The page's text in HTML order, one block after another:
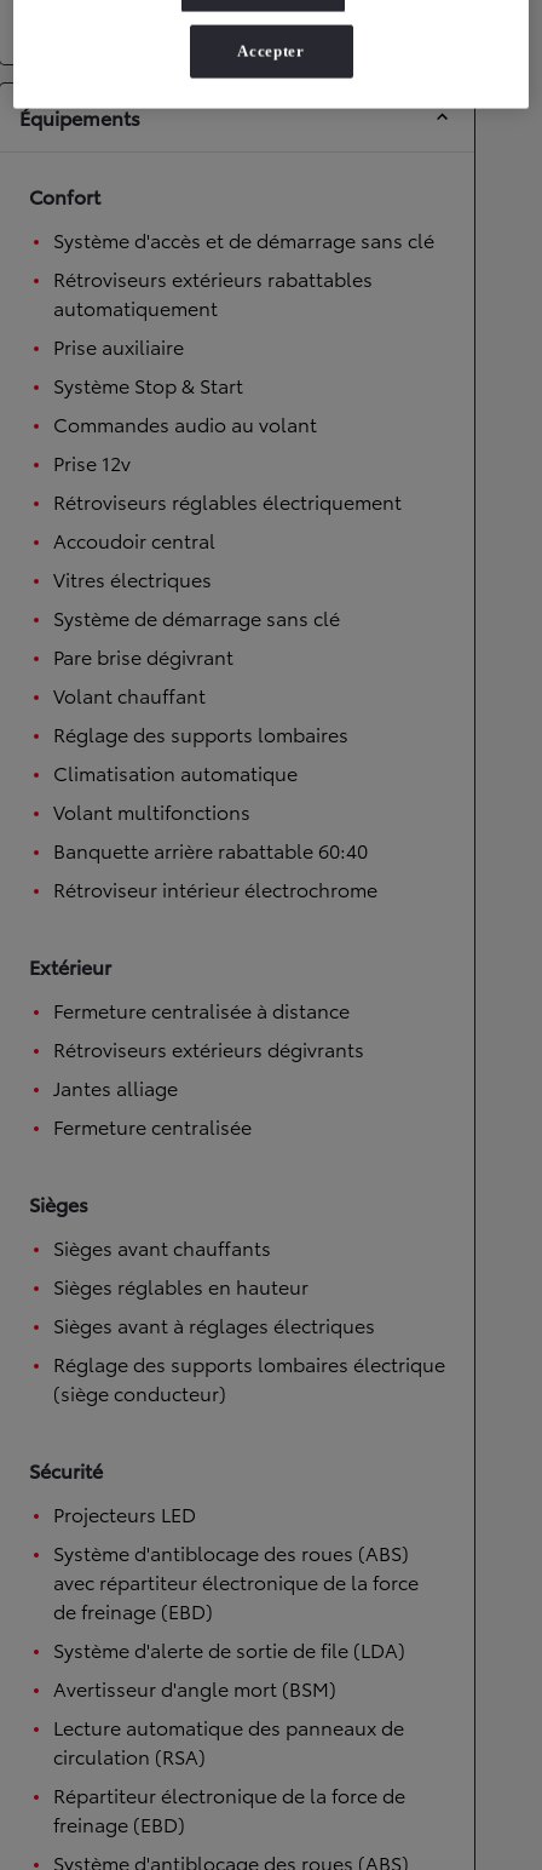
Boîte automatique
Équipements
Confort
Système d'accès et de démarrage sans clé
Rétroviseurs extérieurs rabattables
automatiquement
Prise auxiliaire
Système Stop & Start
Commandes audio au volant
Prise 12v
Rétroviseurs réglables électriquement
Accoudoir central
Vitres électriques
Système de démarrage sans clé
Pare brise dégivrant
Volant chauffant
Réglage des supports lombaires
Climatisation automatique
Volant multifonctions
Banquette arrière rabattable 60:40
Rétroviseur intérieur électrochrome
Extérieur
Fermeture centralisée à distance
Rétroviseurs extérieurs dégivrants
Jantes alliage
Fermeture centralisée
Sièges
Sièges avant chauffants
Sièges réglables en hauteur
Sièges avant à réglages électriques
Réglage des supports lombaires électrique
(siège conducteur)
Sécurité
Projecteurs LED
Système d'antiblocage des roues (ABS)
avec répartiteur électronique de la force
de freinage (EBD)
Système d'alerte de sortie de file (LDA)
Avertisseur d'angle mort (BSM)
Lecture automatique des panneaux de
circulation (RSA)
Répartiteur électronique de la force de
freinage (EBD)
Système d'antiblocage des roues (ABS)
Accepter